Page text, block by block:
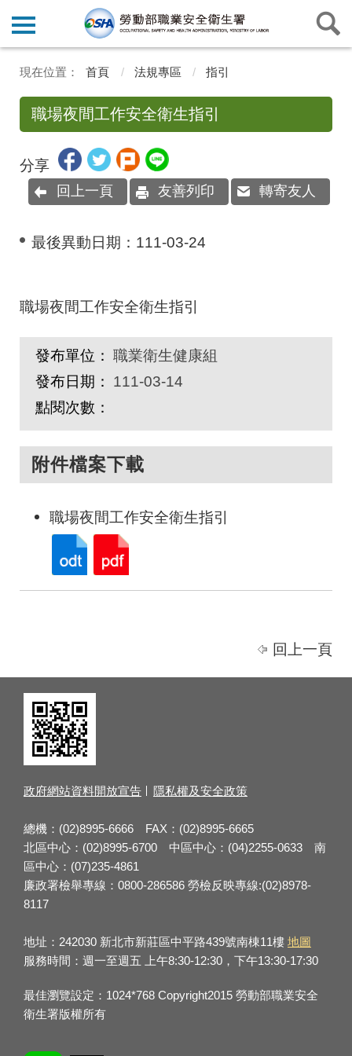
首頁 法規專區 指引
職場夜間工作安全衛生指引
分享
回上一頁 友善列印 轉寄友人
最後異動日期： 111-03-24
職場夜間工作安全衛生指引
發布單位： 職業衛生健康組
發布日期：
111-03-14
點閱次數：
附件檔案下載
職場夜間工作安全衛生指引
回上一頁
政府網站資料開放宣告 隱私權及安全政策
總機：(02)8995-6666 FAX：(02)8995-6665
北區中心：(02)8995-6700 中區中心：(04)2255-0633 南
區中心：(07)235-4861
廉政署檢舉專線：0800-286586 勞檢反映專線:(02)8978-
8117
地址：242030 新北市新莊區中平路439號南棟11樓 地圖
服務時間：週一至週五 上午8:30-12:30，下午13:30-17:30
最佳瀏覽設定：1024*768 Copyright2015 勞動部職業安全
衛生署版權所有